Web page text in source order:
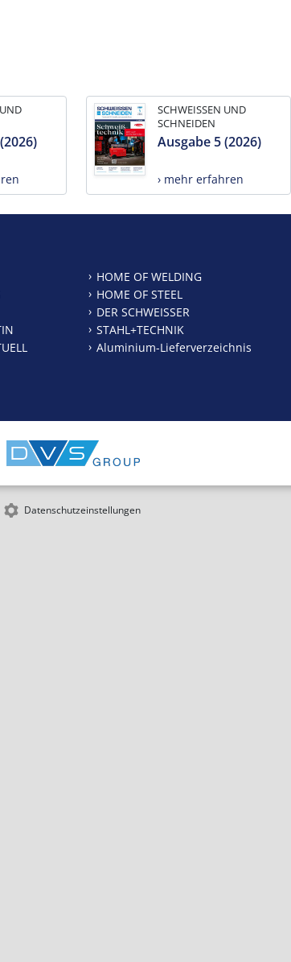
SCHWEISSEN UND
SCHNEIDEN
Ausgabe 5 (2026)
› mehr erfahren
HOME OF WELDING
HOME OF STEEL
DER SCHWEISSER
STAHL+TECHNIK
Aluminium-Lieferverzeichnis
Datenschutzeinstellungen